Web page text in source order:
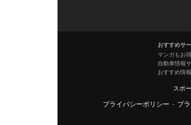
おすすめサ
マンガもお
自動車情報
おすすめ情
スポ
プライバシーポリシー - プ